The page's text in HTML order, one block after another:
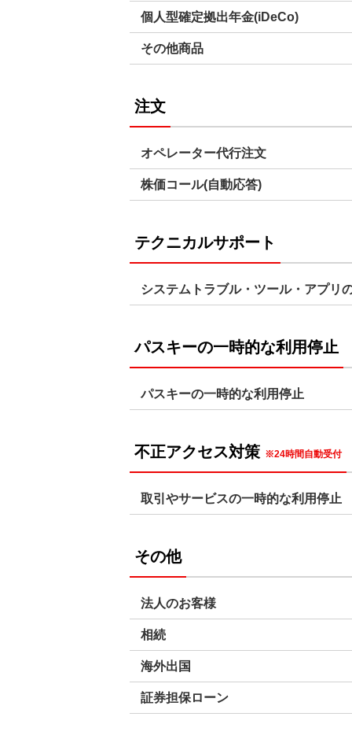
個人型確定拠出年金(iDeCo)
その他商品
注文
オペレーター代行注文
株価コール(自動応答)
テクニカルサポート
システムトラブル・ツール・アプリ
パスキーの一時的な利用停止
パスキーの一時的な利用停止
不正アクセス対策 ※24時間自動受付
取引やサービスの一時的な利用停止
その他
法人のお客様
相続
海外出国
証券担保ローン